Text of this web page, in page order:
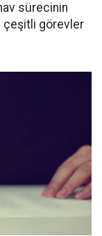
sürecinin
çeşitli görevler